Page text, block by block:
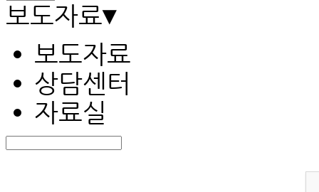
보도자료▾
보도자료
상담센터
자료실